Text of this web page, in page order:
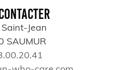
Saint-Jean
SAUMUR